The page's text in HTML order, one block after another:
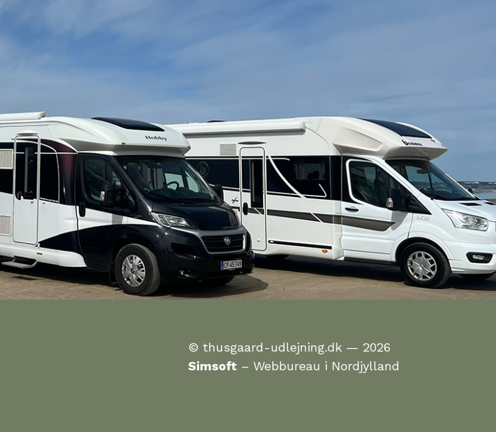
© thusgaard-udlejning.dk — 2026
Simsoft – Webbureau i Nordjylland